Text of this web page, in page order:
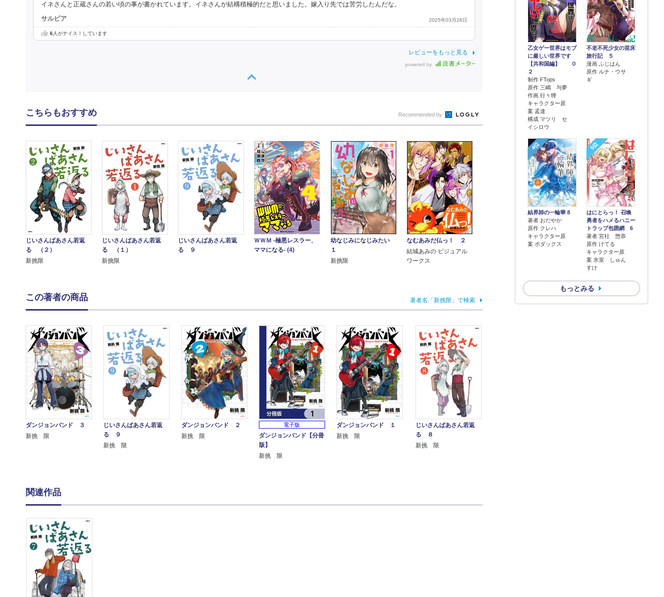
イネさんと正蔵さんの若い頃の事が書かれています。イネさんが結構積極的だと思いました。嫁入り先では苦労したんだな。
サルビア 2025年03月28日
6人がナイス！しています
レビューをもっと見る
powered by
乙女ゲー世界はモブ
に厳しい世界です
【共和国編】 ０
２
制作 FTops
原作 三嶋 与夢
作画 行々狸
キャラクター原
案 孟達
構成 マツリ セ
イシロウ
不老不死少女の苗床
旅行記 ５
漫画 ふじはん
原作 ルナ・ウサ
ギ
4位
結界師の一輪華 8
著者 おだやか
原作 クレハ
キャラクター原
案 ボダックス
5位
はにとらっ！ 召喚
勇者をハメるハニー
トラップ包囲網 6
著者 宮社 惣恭
原作 けてる
キャラクター原
案 氷室 しゅん
すけ
もっとみる
こちらもおすすめ Recommended by
じいさんばあさん若返
る （２）
新挑限
じいさんばあさん若返
る （１）
新挑限
じいさんばあさん若返
る ９
ＷＷＭ -極悪レスラー、
ママになる- (4)
幼なじみになじみたい
１
新挑限
なむあみだ仏っ！ ２
結城あみの ビジュアル
ワークス
この著者の商品 著者名「新挑限」で検索
ダンジョンバンド ３
新挑 限
じいさんばあさん若返
る ９
新挑 限
ダンジョンバンド ２
新挑 限
電子版
ダンジョンバンド【分冊
版】
新挑 限
ダンジョンバンド １
新挑 限
じいさんばあさん若返
る ８
新挑 限
関連作品